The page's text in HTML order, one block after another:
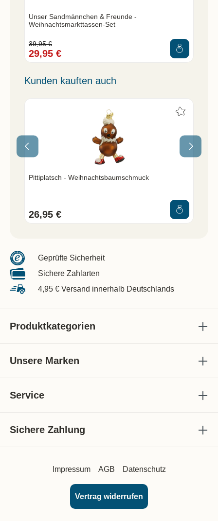
Unser Sandmännchen & Freunde -
Weihnachtsmarkttassen-Set
39,95 €
29,95 €
Kunden kauften auch
Pittiplatsch - Weihnachtsbaumschmuck
26,95 €
Geprüfte Sicherheit
Sichere Zahlarten
4,95 € Versand innerhalb Deutschlands
Produktkategorien
Unsere Marken
Service
Sichere Zahlung
Impressum AGB Datenschutz
Vertrag widerrufen